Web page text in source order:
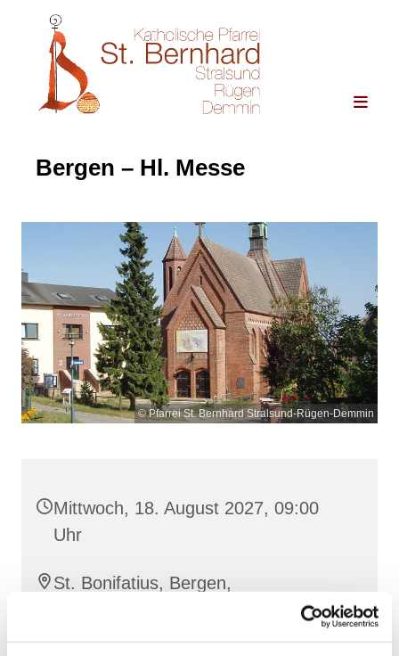
Bergen – Hl. Messe
© Pfarrei St. Bernhard Stralsund-Rügen-Demmin
Mittwoch, 18. August 2027, 09:00
Uhr
St. Bonifatius, Bergen,
Clementstraße 1, 18528 Bergen auf